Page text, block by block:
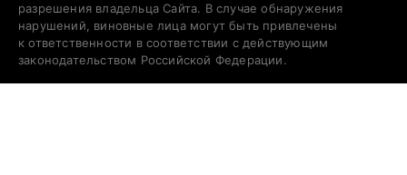
разрешения владельца Сайта. В случае обнаружения
нарушений, виновные лица могут быть привлечены
к ответственности в соответствии с действующим
законодательством Российской Федерации.